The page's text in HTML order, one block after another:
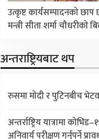
उत्कृष्ट कार्यसम्पादनको छाप
मन्त्री सीता शर्मा चौधरीको
अन्तराष्ट्रियबाट थप
रुसमा मोदी र पुटिनबीच
अन्तर्राष्ट्रिय यात्रामा
अनिवार्य परीक्षण गर्नुपर्ने